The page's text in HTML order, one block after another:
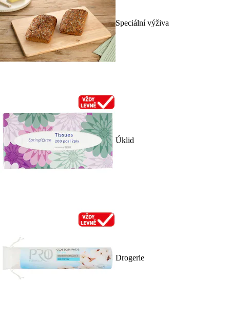
Speciální výživa
Úklid
Drogerie